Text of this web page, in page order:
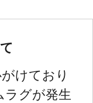
けており
ラグが発生